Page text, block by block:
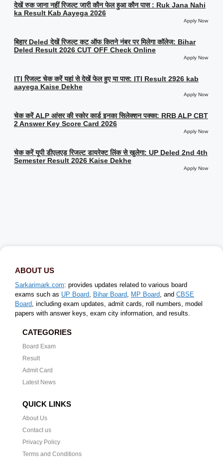
देखें रुक जाना नहीं रिजल्ट जारी कौन फेल हुआ कौन पास : Ruk Jana Nahi
ka Result Kab Aayega 2026
Apply Now
बिहार Deled देखें रिजल्ट कट ऑफ कितने नंबर पर मिलेगा कॉलेज: Bihar
Deled Result 2026 CUT OFF Check Online
Apply Now
ITI रिजल्ट चेक करें यहां से देखें फेल हुए या पास: ITI Result 2926 kab
aayega Kaise Dekhe
Apply Now
चेक करें ALP आंसर की स्कोर कार्ड इनका सिलेक्शन पक्का: RRB ALP CBT
2 Answer Key Score Card 2026
Apply Now
चेक करें यूपी डीएलएड रिजल्ट डायरेक्ट लिंक से खुलेगा: UP Deled 2nd 4th
Semester Result 2026 Kaise Dekhe
Apply Now
ABOUT US
Sarkarimark.com: provides updates related to various board
exams such as UP Board Bihar Board MP Board , and CBSE
Board , including exam updates, admit cards, roll numbers, model
papers with answer keys, exam city information, and results.
CATEGORIES
Board Exam
Result
Admit Card
Latest News
QUICK LINKS
About Us
Contact us
Privacy Policy
Terms and Conditions